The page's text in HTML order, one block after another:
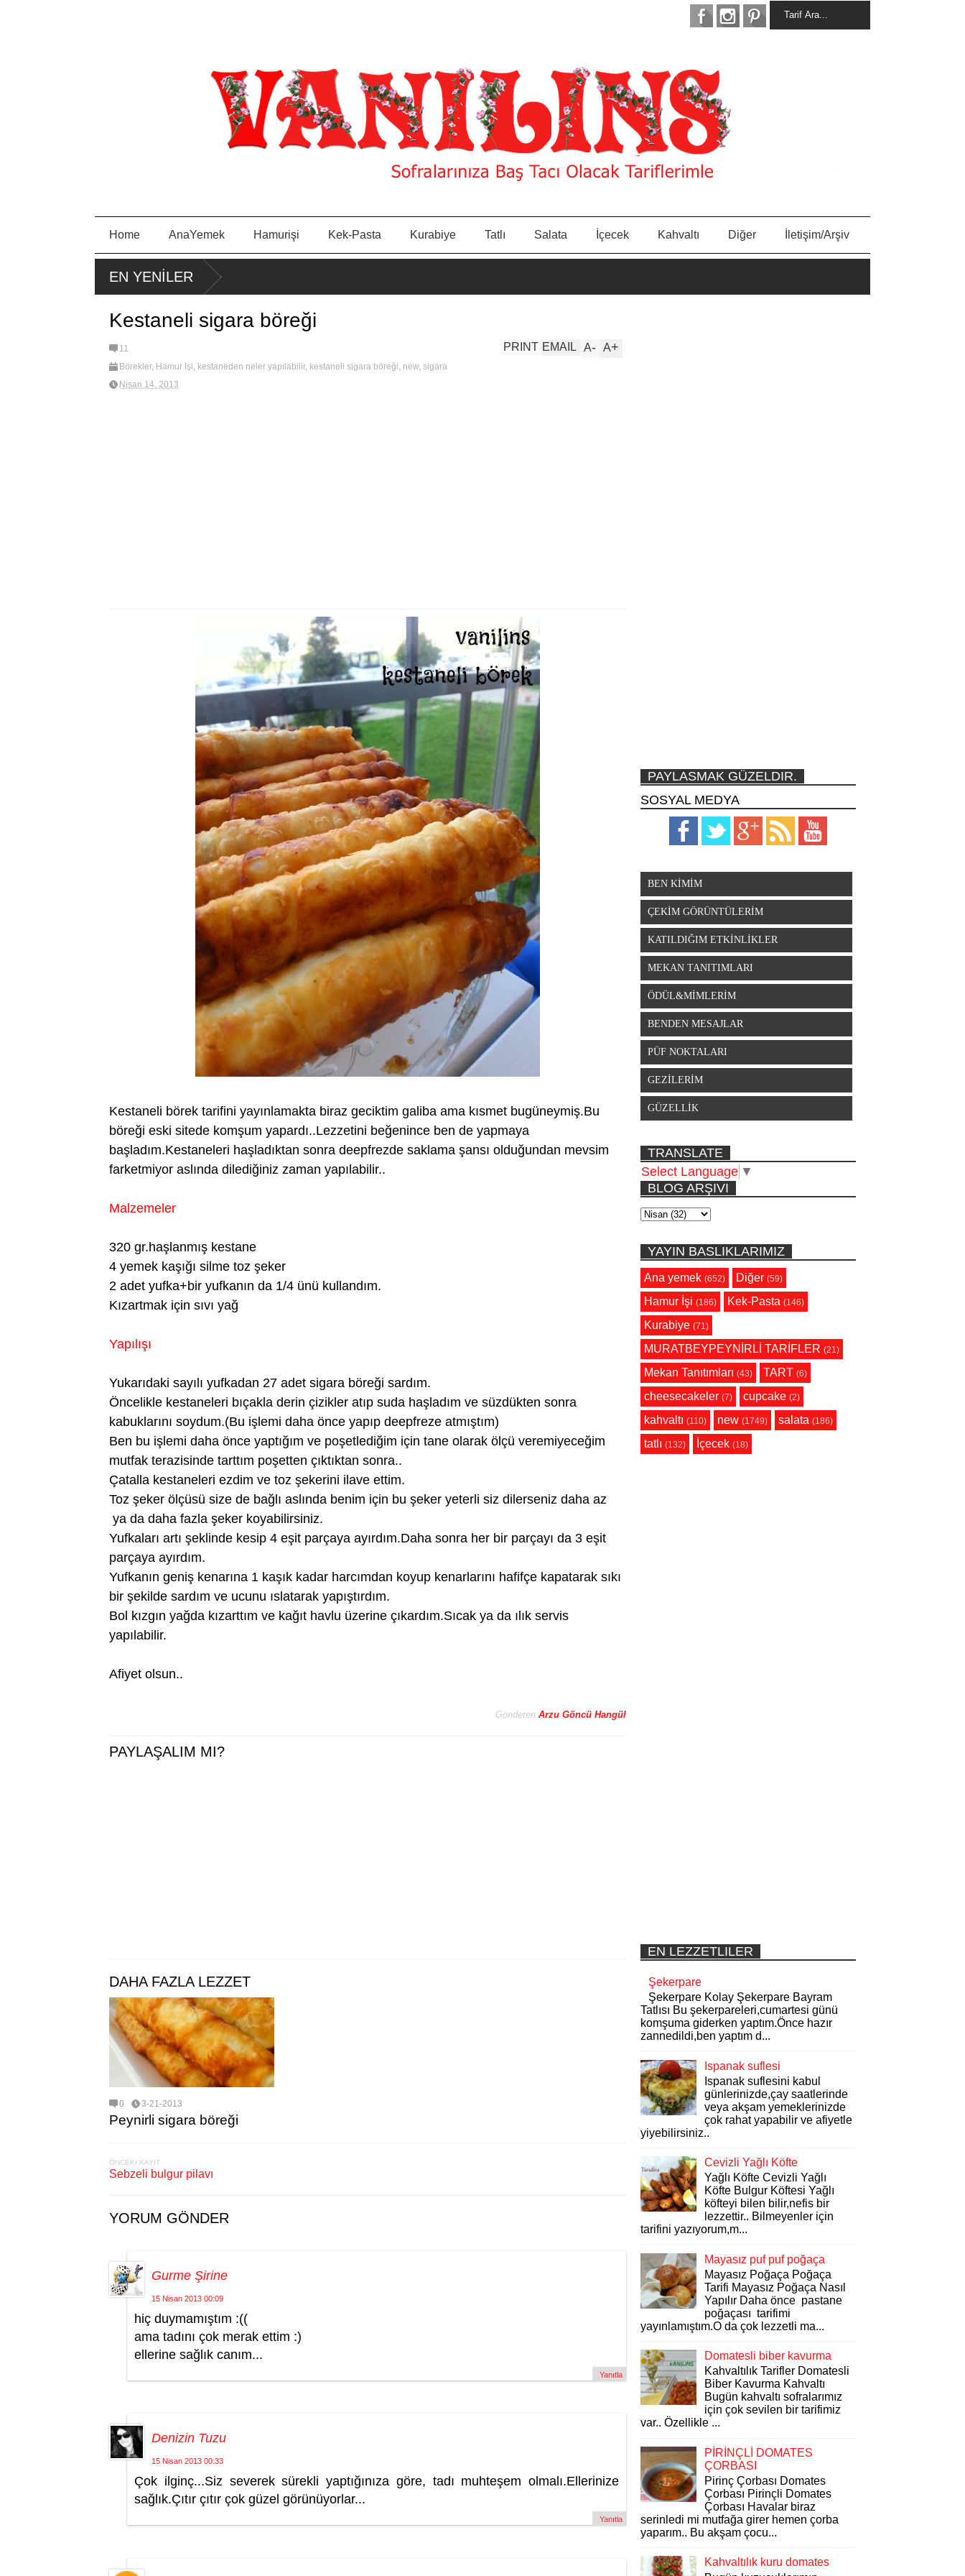
Home AnaYemek Hamurişi Kek-Pasta Kurabiye Tatlı Salata İçecek Kahvaltı Diğer İletişim/Arşiv
EN YENİLER
Kestaneli sigara böreği
11
Börekler, Hamur İşi, kestaneden neler yapılabilir, kestaneli sigara böreği, new, sigara
Nisan 14, 2013
A+
A-
EMAIL
PRINT
Kestaneli börek tarifini yayınlamakta biraz geciktim galiba ama kısmet bugüneymiş.Bu
böreği eski sitede komşum yapardı..Lezzetini beğenince ben de yapmaya
başladım.Kestaneleri haşladıktan sonra deepfrezde saklama şansı olduğundan mevsim
farketmiyor aslında dilediğiniz zaman yapılabilir..
Malzemeler
320 gr.haşlanmış kestane
4 yemek kaşığı silme toz şeker
2 adet yufka+bir yufkanın da 1/4 ünü kullandım.
Kızartmak için sıvı yağ
Yapılışı
Yukarıdaki sayılı yufkadan 27 adet sigara böreği sardım.
Öncelikle kestaneleri bıçakla derin çizikler atıp suda haşladım ve süzdükten sonra
kabuklarını soydum.(Bu işlemi daha önce yapıp deepfreze atmıştım)
Ben bu işlemi daha önce yaptığım ve poşetlediğim için tane olarak ölçü veremiyeceğim
mutfak terazisinde tarttım poşetten çıktıktan sonra..
Çatalla kestaneleri ezdim ve toz şekerini ilave ettim.
Toz şeker ölçüsü size de bağlı aslında benim için bu şeker yeterli siz dilerseniz daha az
ya da daha fazla şeker koyabilirsiniz.
Yufkaları artı şeklinde kesip 4 eşit parçaya ayırdım.Daha sonra her bir parçayı da 3 eşit
parçaya ayırdım.
Yufkanın geniş kenarına 1 kaşık kadar harcımdan koyup kenarlarını hafifçe kapatarak sıkı
bir şekilde sardım ve ucunu ıslatarak yapıştırdım.
Bol kızgın yağda kızarttım ve kağıt havlu üzerine çıkardım.Sıcak ya da ılık servis
yapılabilir.
Afiyet olsun..
Gönderen Arzu Göncü Hangül
PAYLAŞALIM MI?
DAHA FAZLA LEZZET
0 3-21-2013
Peynirli sigara böreği
ÖNCEKI KAYIT
Sebzeli bulgur pilavı
YORUM GÖNDER
Gurme Şirine
15 Nisan 2013 00:09
hiç duymamıştım :((
ama tadını çok merak ettim :)
ellerine sağlık canım...
Yanıtla
Denizin Tuzu
15 Nisan 2013 00:33
Çok ilginç...Siz severek sürekli yaptığınıza göre, tadı muhteşem olmalı.Ellerinize
sağlık.Çıtır çıtır çok güzel görünüyorlar...
Yanıtla
PAYLASMAK GÜZELDIR.
SOSYAL MEDYA
BEN KİMİM
ÇEKİM GÖRÜNTÜLERİM
KATILDIĞIM ETKİNLİKLER
MEKAN TANITIMLARI
ÖDÜL&MİMLERİM
BENDEN MESAJLAR
PÜF NOKTALARI
GEZİLERİM
GÜZELLİK
TRANSLATE
Select Language ▼
BLOG ARŞIVI
YAYIN BASLIKLARIMIZ
Ana yemek (652) Diğer (59)
Hamur İşi (186) Kek-Pasta (146)
Kurabiye (71)
MURATBEYPEYNİRLİ TARİFLER (21)
Mekan Tanıtımları (43) TART (6)
cheesecakeler (7) cupcake (2)
kahvaltı (110) new (1749) salata (186)
tatlı (132) İçecek (18)
EN LEZZETLILER
Şekerpare
Şekerpare Kolay Şekerpare Bayram
Tatlısı Bu şekerpareleri,cumartesi günü
komşuma giderken yaptım.Önce hazır
zannedildi,ben yaptım d...
Ispanak suflesi
Ispanak suflesini kabul
günlerinizde,çay saatlerinde
veya akşam yemeklerinizde
çok rahat yapabilir ve afiyetle
yiyebilirsiniz..
Cevizli Yağlı Köfte
Yağlı Köfte Cevizli Yağlı
Köfte Bulgur Köftesi Yağlı
köfteyi bilen bilir,nefis bir
lezzettir.. Bilmeyenler için
tarifini yazıyorum,m...
Mayasız puf puf poğaça
Mayasız Poğaça Poğaça
Tarifi Mayasız Poğaça Nasıl
Yapılır Daha önce pastane
poğaçası tarifimi
yayınlamıştım.O da çok lezzetli ma...
Domatesli biber kavurma
Kahvaltılık Tarifler Domatesli
Biber Kavurma Kahvaltı
Bugün kahvaltı sofralarımız
için çok sevilen bir tarifimiz
var.. Özellikle ...
PİRİNÇLİ DOMATES
ÇORBASI
Pirinç Çorbası Domates
Çorbası Pirinçli Domates
Çorbası Havalar biraz
serinledi mi mutfağa girer hemen çorba
yaparım.. Bu akşam çocu...
Kahvaltılık kuru domates